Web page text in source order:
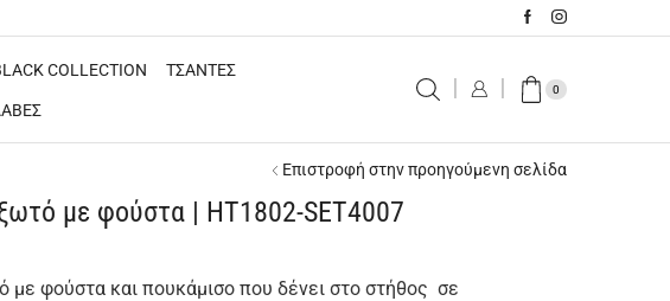
COLLECTION ΤΣΑΝΤΕΣ
0
Επιστροφή στην προηγούμενη σελίδα
με φούστα | HT1802-SET4007
με φούστα και πουκάμισο που δένει στο στήθος σε